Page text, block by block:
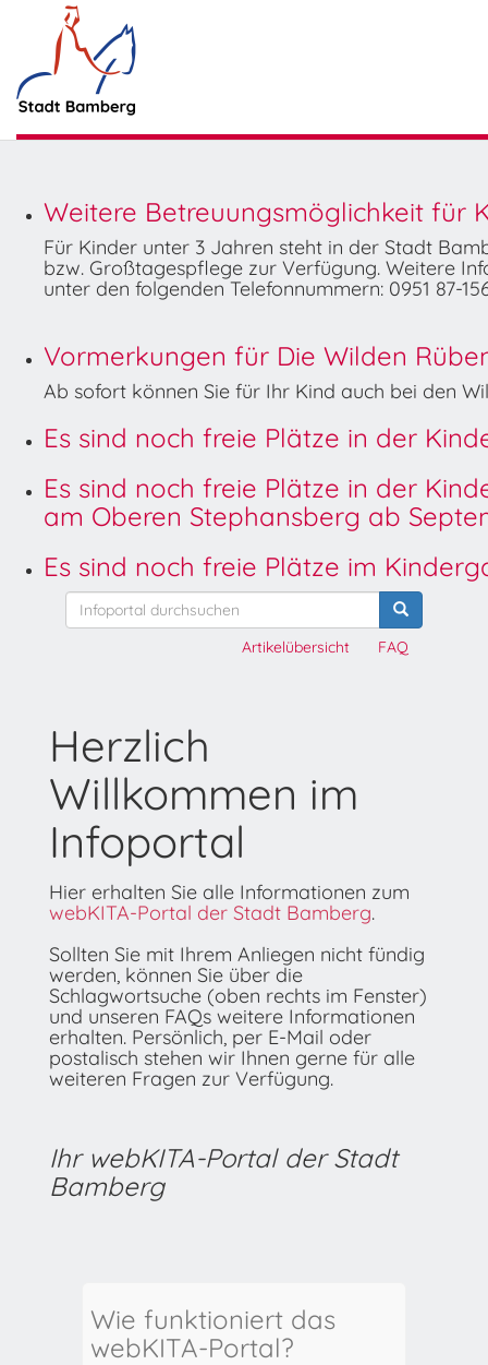
Weitere Betreuungsmöglichkeit für
Für Kinder unter 3 Jahren steht in der Stadt
bzw. Großtagespflege zur Verfügung. Weitere
unter den folgenden Telefonnummern: 0951 87-
Vormerkungen für Die Wilden
Ab sofort können Sie für Ihr Kind auch bei den
Es sind noch freie Plätze in der
Es sind noch freie Plätze in der
am Oberen Stephansberg ab
Es sind noch freie Plätze im
FAQ
Artikelübersicht
Herzlich
Willkommen im
Infoportal
Hier erhalten Sie alle Informationen zum
webKITA-Portal der Stadt Bamberg.
Sollten Sie mit Ihrem Anliegen nicht fündig
werden, können Sie über die
Schlagwortsuche (oben rechts im Fenster)
und unseren FAQs weitere Informationen
erhalten. Persönlich, per E-Mail oder
postalisch stehen wir Ihnen gerne für alle
weiteren Fragen zur Verfügung.
Ihr webKITA-Portal der Stadt
Bamberg
Wie funktioniert das
webKITA-Portal?